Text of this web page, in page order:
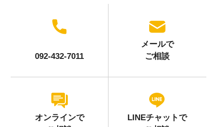
092-432-7011
メールで
ご相談
オンラインで
LINEチャットで